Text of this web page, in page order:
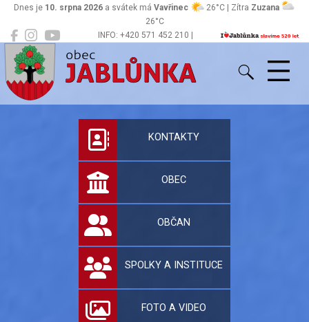
INFO: +420 571 452 210 |
Dnes je 10. srpna 2026 a svátek má Vavřinec 26°C | Zítra Zuzana
26°C
Jablůnka
Oficiální stránky
KONTAKTY
OBEC
OBČAN
SPOLKY A INSTITUCE
FOTO A VIDEO